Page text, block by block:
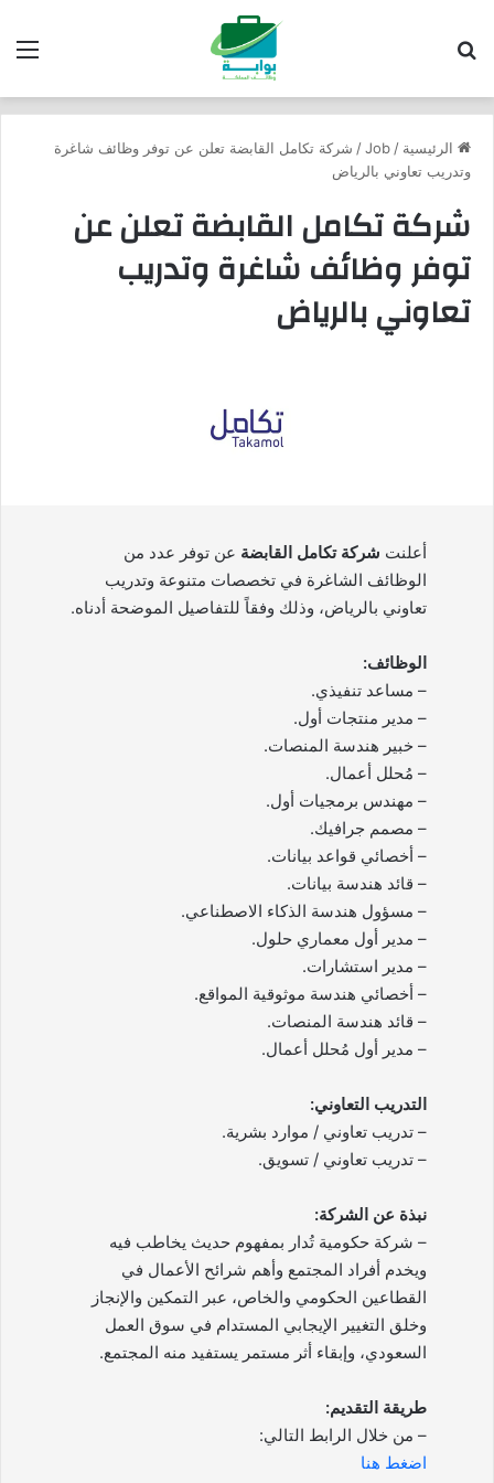
الرئيسية /
Job
/ شركة تكامل القابضة تعلن عن توفر وظائف شاغرة
وتدريب تعاوني بالرياض
شركة تكامل القابضة تعلن عن
توفر وظائف شاغرة وتدريب
تعاوني بالرياض
أعلنت شركة تكامل القابضة عن توفر عدد من
الوظائف الشاغرة في تخصصات متنوعة وتدريب
تعاوني بالرياض، وذلك وفقاً للتفاصيل الموضحة أدناه.
الوظائف:
– مساعد تنفيذي.
– مدير منتجات أول.
– خبير هندسة المنصات.
– مُحلل أعمال.
– مهندس برمجيات أول.
– مصمم جرافيك.
– أخصائي قواعد بيانات.
– قائد هندسة بيانات.
– مسؤول هندسة الذكاء الاصطناعي.
– مدير أول معماري حلول.
– مدير استشارات.
– أخصائي هندسة موثوقية المواقع.
– قائد هندسة المنصات.
– مدير أول مُحلل أعمال.
التدريب التعاوني:
– تدريب تعاوني / موارد بشرية.
– تدريب تعاوني / تسويق.
نبذة عن الشركة:
– شركة حكومية تُدار بمفهوم حديث يخاطب فيه
ويخدم أفراد المجتمع وأهم شرائح الأعمال في
القطاعين الحكومي والخاص، عبر التمكين والإنجاز
وخلق التغيير الإيجابي المستدام في سوق العمل
السعودي، وإبقاء أثر مستمر يستفيد منه المجتمع.
طريقة التقديم:
– من خلال الرابط التالي:
اضغط هنا